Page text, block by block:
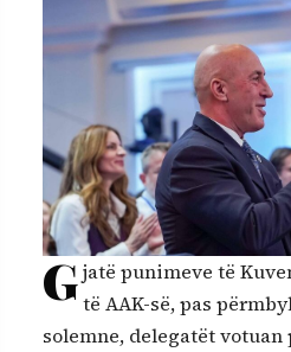
Gjatë punimeve të
të AAK-së, pas
solemne, delegatët votuan